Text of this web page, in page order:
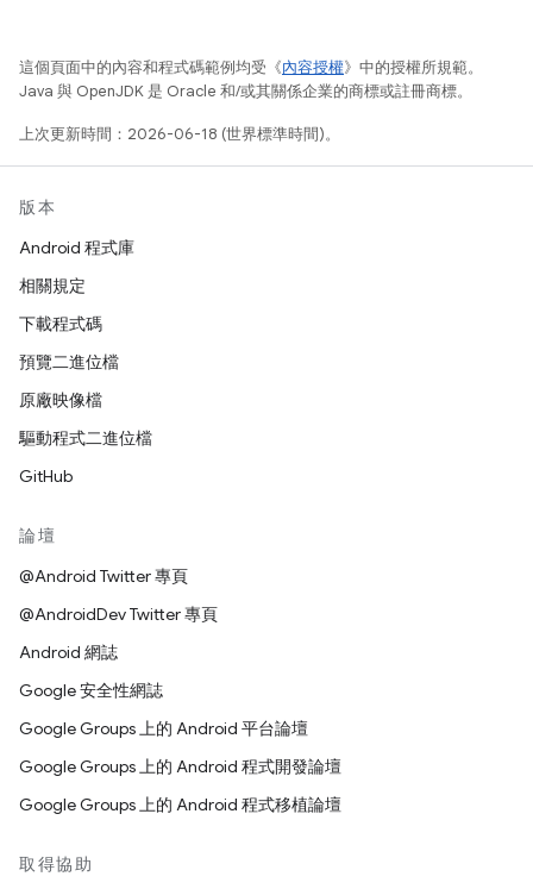
這個頁面中的內容和程式碼範例均受《內容授權》中的授權所規範。
Java 與 OpenJDK 是 Oracle 和/或其關係企業的商標或註冊商標。
上次更新時間：2026-06-18 (世界標準時間)。
版本
Android 程式庫
相關規定
下載程式碼
預覽二進位檔
原廠映像檔
驅動程式二進位檔
GitHub
論壇
@Android Twitter 專頁
@AndroidDev Twitter 專頁
Android 網誌
Google 安全性網誌
Google Groups 上的 Android 平台論壇
Google Groups 上的 Android 程式開發論壇
Google Groups 上的 Android 程式移植論壇
取得協助